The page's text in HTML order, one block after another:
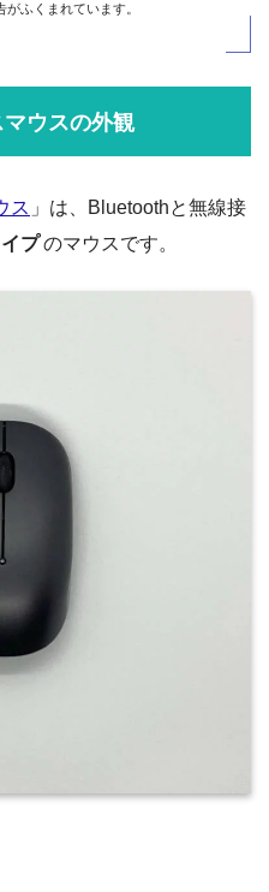
ふくまれています。
ウスの外観
ス 」は、Bluetoothと無線接
プのマウスです。